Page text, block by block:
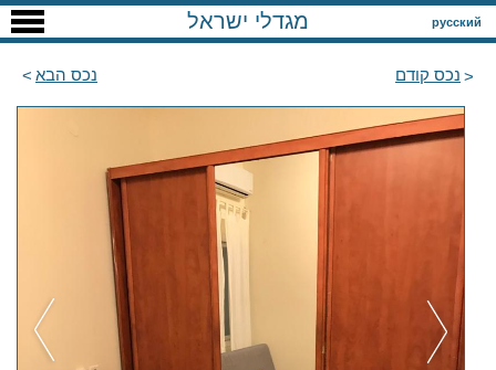
русский מגדלי ישראל
נכס קודם נכס הבא